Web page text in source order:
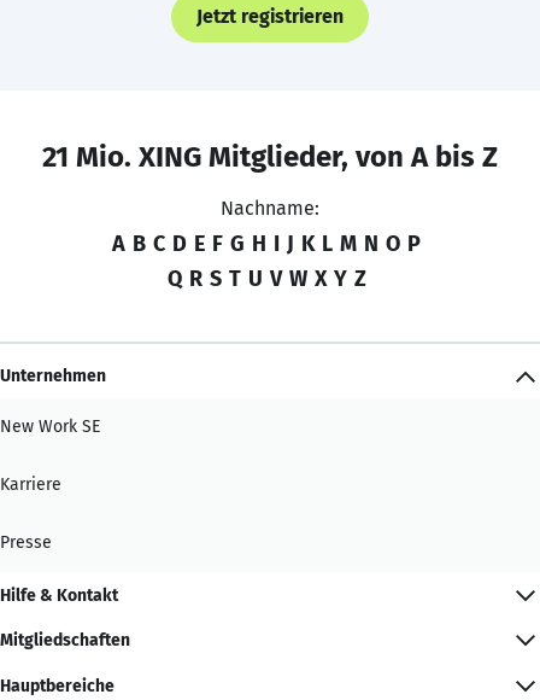
Jetzt registrieren
21 Mio. XING Mitglieder, von A bis Z
Nachname:
A B C D E F G H I J K L M N O P
Q R S T U V W X Y Z
Unternehmen
New Work SE
Karriere
Presse
Hilfe & Kontakt
Mitgliedschaften
Hauptbereiche